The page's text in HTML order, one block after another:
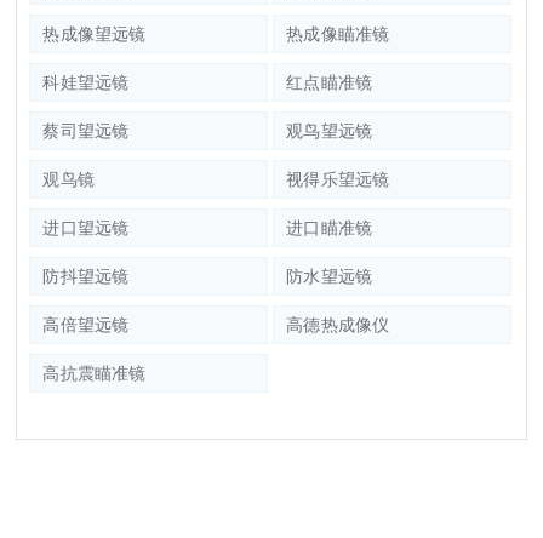
热成像望远镜 热成像瞄准镜
科娃望远镜 红点瞄准镜
蔡司望远镜 观鸟望远镜
观鸟镜 视得乐望远镜
进口望远镜 进口瞄准镜
防抖望远镜 防水望远镜
高倍望远镜 高德热成像仪
高抗震瞄准镜